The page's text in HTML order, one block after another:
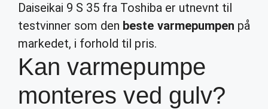
Daiseikai 9 S 35 fra Toshiba er utnevnt til
testvinner som den beste varmepumpen på
markedet, i forhold til pris.
Kan varmepumpe
monteres ved gulv?